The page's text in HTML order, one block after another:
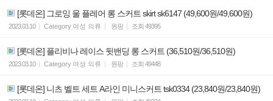
[롯데온] 그로잉 울 플레어 롱 스커트 skirt sk6147 (49,600원/49,600원)
2023.03.10 Category 여성 의류 원팡 조회 49395
[롯데온] 플리비나 레이스 뒷밴딩 롱 스커트 (36,510원/36,510원)
2023.03.10 Category 여성 의류 원팡 조회 49448
[롯데온] 니츠 벨트 세트 A라인 미니스커트 tsk0334 (23,840원/23,840원)